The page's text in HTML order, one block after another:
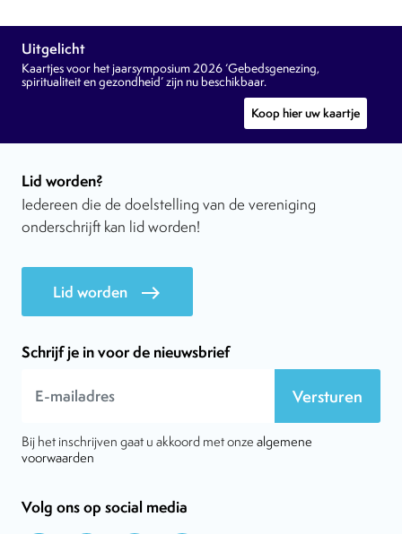
Uitgelicht
Kaartjes voor het jaarsymposium 2026 ‘Gebedsgenezing,
spiritualiteit en gezondheid’ zijn nu beschikbaar.
Koop hier uw kaartje
Lid worden?
Iedereen die de doelstelling van de vereniging
onderschrijft kan lid worden!
Lid worden east
Schrijf je in voor de nieuwsbrief
Versturen
Bij het inschrijven gaat u akkoord met onze algemene
voorwaarden
Volg ons op social media